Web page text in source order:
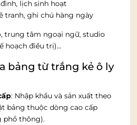
lịch sinh hoạt
tranh, ghi chú hàng ngày
trung tâm ngoại ngữ, studio
hoạch điều trị)...
bảng từ trắng kẻ ô ly
: Nhập khẩu và sản xuất theo
bảng thuộc dòng cao cấp
phổ thông).